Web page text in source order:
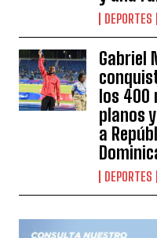
DEPORTES
Gabriel
los
planos
a
DEPORTES